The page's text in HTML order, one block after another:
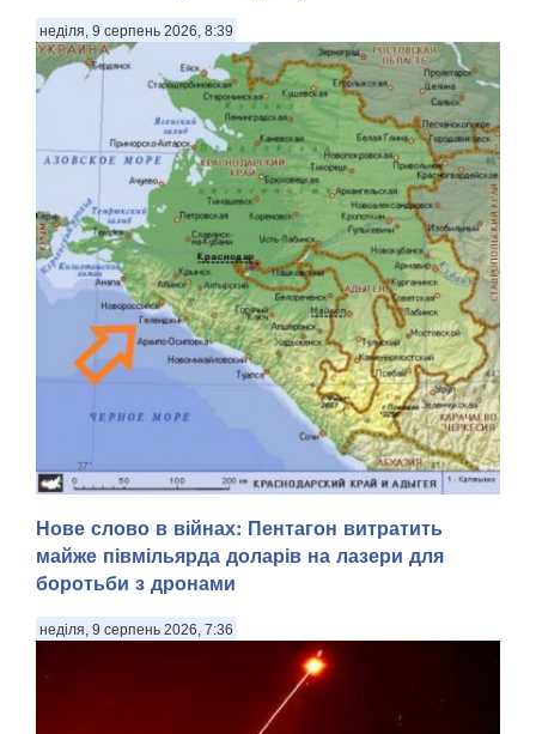
неділя, 9 серпень 2026, 8:39
Уражена станція глушила супутниковий зв'язок Starlink .
Сили оборони України знищили чергову російську систему
радіоелектронної боротьби «Волна Купол Гарант», яка
глушила супутниковий зв'язок Starlink, – цього разу в
Геленджику Краснодарського краю. П...
Нове слово в війнах: Пентагон витратить
майже півмільярда доларів на лазери для
боротьби з дронами
неділя, 9 серпень 2026, 7:36